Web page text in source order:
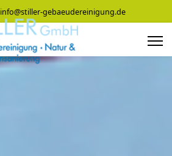
info@stiller-gebaeudereinigung.de